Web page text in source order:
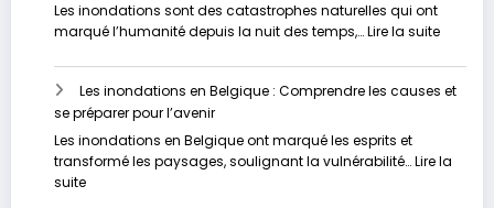
Les inondations sont des catastrophes naturelles qui ont
marqué l’humanité depuis la nuit des temps,…Lire la suite:
nous
Les inondations en Belgique : Comprendre les causes et
se préparer pour l’avenir
Les inondations en Belgique ont marqué les esprits et
transformé les paysages, soulignant la vulnérabilité…Lire la
suite: